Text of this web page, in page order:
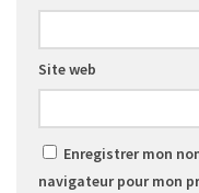
Site web
Enregistrer mon
navigateur pour mon